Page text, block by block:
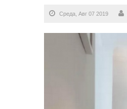
Среда, Авг 07 2019